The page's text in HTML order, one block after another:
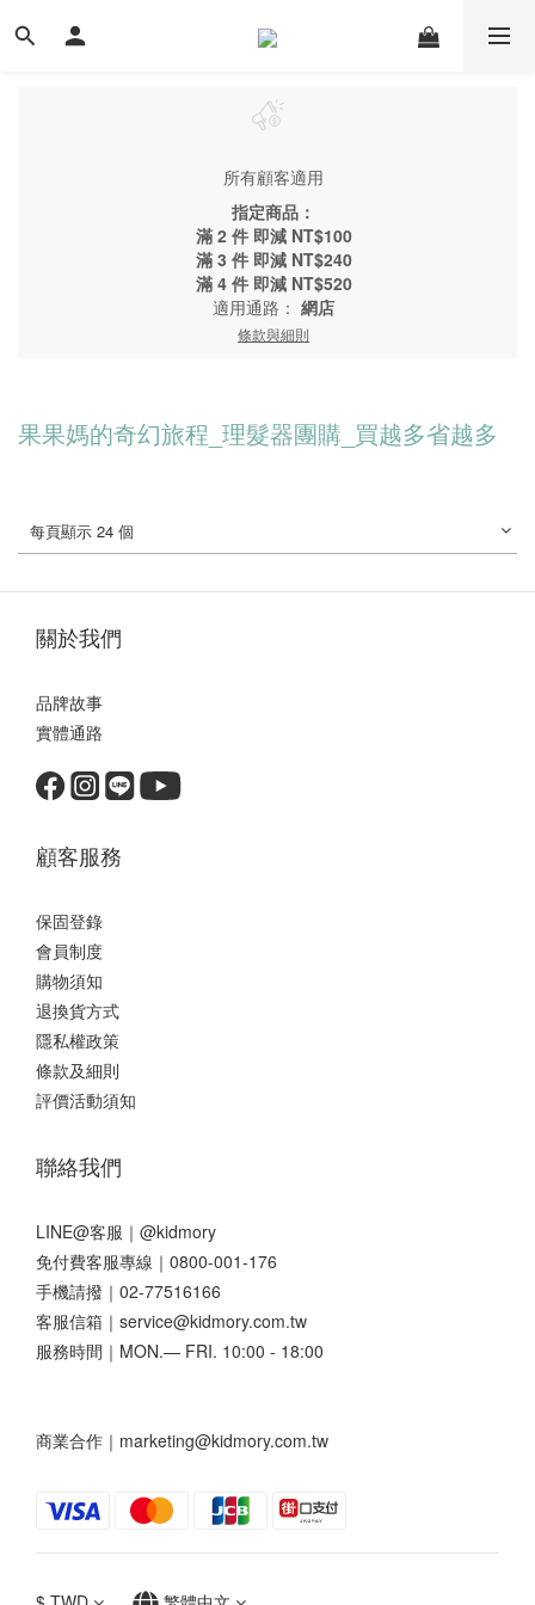
所有顧客適用
指定商品：
滿 2 件 即減 NT$100
滿 3 件 即減 NT$240
滿 4 件 即減 NT$520
適用通路： 網店
條款與細則
果果媽的奇幻旅程_理髮器團購_買越多省越多
每頁顯示 24 個
關於我們
品牌故事
實體通路
顧客服務
保固登錄
會員制度
購物須知
退換貨方式
隱私權政策
條款及細則
評價活動須知
聯絡我們
LINE@客服｜ @kidmory
免付費客服專線｜0800-001-176
手機請撥｜02-77516166
客服信箱｜service@kidmory.com.tw
服務時間｜MON.— FRI. 10:00 - 18:00
商業合作｜marketing@kidmory.com.tw